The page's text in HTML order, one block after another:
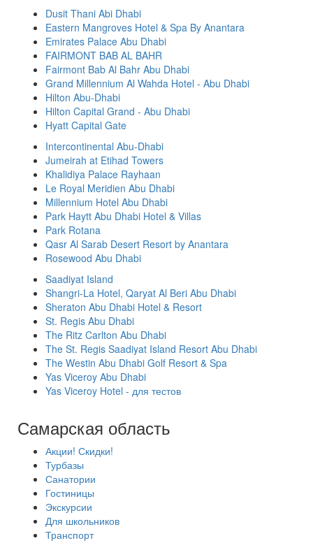
Dusit Thani Abi Dhabi
Eastern Mangroves Hotel & Spa By Anantara
Emirates Palace Abu Dhabi
FAIRMONT BAB AL BAHR
Fairmont Bab Al Bahr Abu Dhabi
Grand Millennium Al Wahda Hotel - Abu Dhabi
Hilton Abu-Dhabi
Hilton Capital Grand - Abu Dhabi
Hyatt Capital Gate
Intercontinental Abu-Dhabi
Jumeirah at Etihad Towers
Khalidiya Palace Rayhaan
Le Royal Meridien Abu Dhabi
Millennium Hotel Abu Dhabi
Park Haytt Abu Dhabi Hotel & Villas
Park Rotana
Qasr Al Sarab Desert Resort by Anantara
Rosewood Abu Dhabi
Saadiyat Island
Shangri-La Hotel, Qaryat Al Beri Abu Dhabi
Sheraton Abu Dhabi Hotel & Resort
St. Regis Abu Dhabi
The Ritz Carlton Abu Dhabi
The St. Regis Saadiyat Island Resort Abu Dhabi
The Westin Abu Dhabi Golf Resort & Spa
Yas Viceroy Abu Dhabi
Yas Viceroy Hotel - для тестов
Самарская область
Акции! Скидки!
Турбазы
Санатории
Гостиницы
Экскурсии
Для школьников
Транспорт